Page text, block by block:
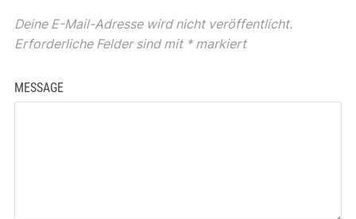
Deine E-Mail-Adresse wird nicht veröffentlicht.
Erforderliche Felder sind mit *markiert
MESSAGE